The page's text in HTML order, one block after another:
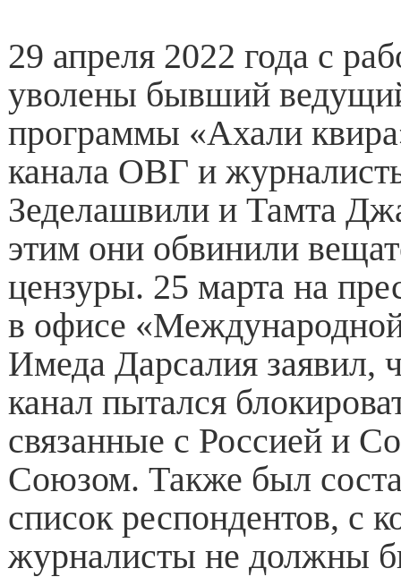
29 апреля 2022 года с
уволены бывший
программы «Ахали
канала ОВГ и
Зеделашвили и Тамта
этим они обвинили
цензуры. 25 марта на
в офисе
Имеда Дарсалия заявил,
канал пытался
связанные с Россией и
Союзом. Также был
список респондентов, с
журналисты не должны